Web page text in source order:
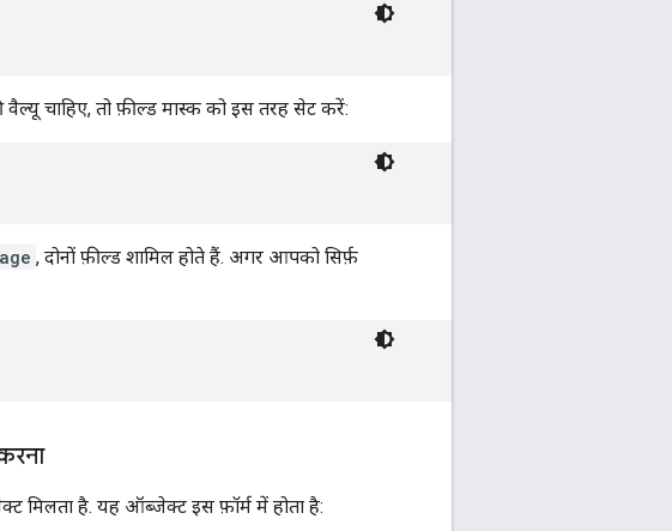
वैल्यू चाहिए, तो फ़ील्ड मास्क को इस तरह सेट करें:
, दोनों फ़ील्ड शामिल होते हैं. अगर आपको सिर्फ़
मिलता है. यह ऑब्जेक्ट इस फ़ॉर्म में होता है: